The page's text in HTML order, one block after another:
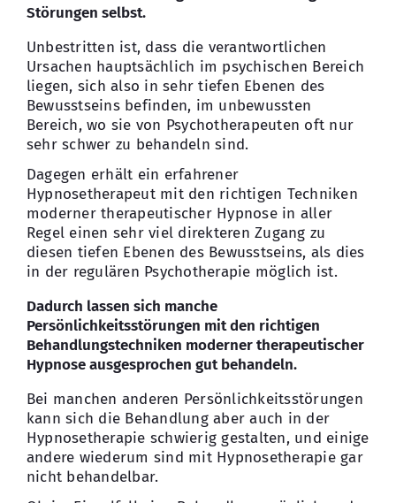
Störungen selbst.
Unbestritten ist, dass die verantwortlichen
Ursachen hauptsächlich im psychischen Bereich
liegen, sich also in sehr tiefen Ebenen des
Bewusstseins befinden, im unbewussten
Bereich, wo sie von Psychotherapeuten oft nur
sehr schwer zu behandeln sind.
Dagegen erhält ein erfahrener
Hypnosetherapeut mit den richtigen Techniken
moderner therapeutischer Hypnose in aller
Regel einen sehr viel direkteren Zugang zu
diesen tiefen Ebenen des Bewusstseins, als dies
in der regulären Psychotherapie möglich ist.
Dadurch lassen sich manche
Persönlichkeitsstörungen mit den richtigen
Behandlungstechniken moderner therapeutischer
Hypnose ausgesprochen gut behandeln.
Bei manchen anderen Persönlichkeitsstörungen
kann sich die Behandlung aber auch in der
Hypnosetherapie schwierig gestalten, und einige
andere wiederum sind mit Hypnosetherapie gar
nicht behandelbar.